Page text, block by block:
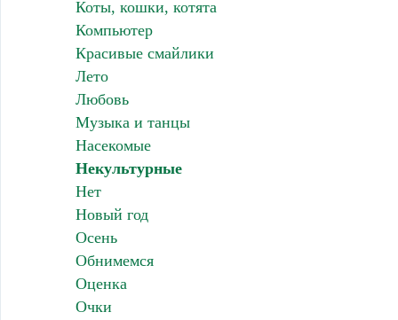
Коты, кошки, котята
Компьютер
Красивые смайлики
Лето
Любовь
Музыка и танцы
Насекомые
Некультурные
Нет
Новый год
Осень
Обнимемся
Оценка
Очки